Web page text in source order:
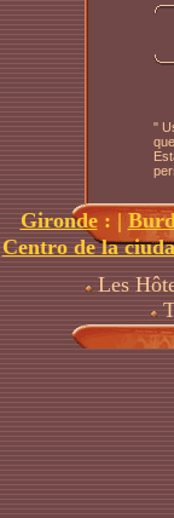
"
Gironde: |
Centro de la
Les